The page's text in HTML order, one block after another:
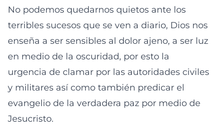
No podemos quedarnos quietos ante los
terribles sucesos que se ven a diario, Dios nos
enseña a ser sensibles al dolor ajeno, a ser luz
en medio de la oscuridad, por esto la
urgencia de clamar por las autoridades civiles
y militares así como también predicar el
evangelio de la verdadera paz por medio de
Jesucristo.